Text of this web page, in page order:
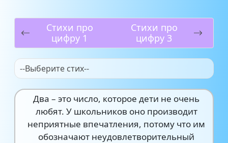
Стихи про
цифру 1
Стихи про
цифру 3
--Выберите стих--
Два – это число, которое дети не очень
любят. У школьников оно производит
неприятные впечатления, потому что им
обозначают неудовлетворительный